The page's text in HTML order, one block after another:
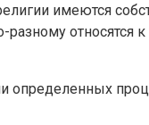
имеются
определенных